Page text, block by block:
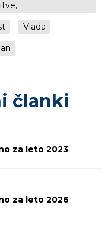
Vlada
članki
za leto 2023
za leto 2026